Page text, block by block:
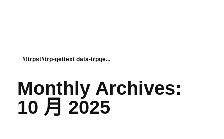
#!trpst#trp-gettext data-trpge...
Monthly Archives:
10 月 2025